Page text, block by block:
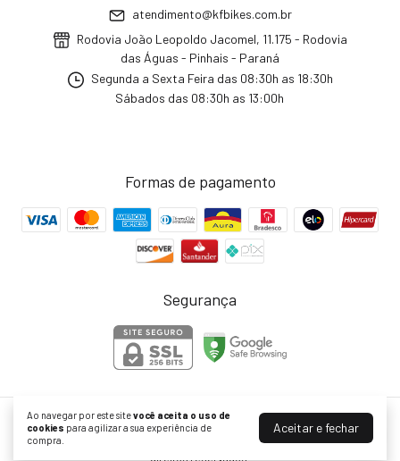
Ao navegar por este sitevocê aceita o uso de
cookies para agilizar a sua experiência de
compra.
Aceitar e fechar
atendimento@kfbikes.com.br
Rodovia João Leopoldo Jacomel, 11.175 - Rodovia
das Águas - Pinhais - Paraná
Segunda a Sexta Feira das 08:30h as 18:30h
Sábados das 08:30h as 13:00h
Formas de pagamento
Segurança
KF Bikes | Peças para Bike com Ofertas no Site Oficial
©2026. KF Comércio de Bicicletas Peças e Acessórios LTDA . Todos os